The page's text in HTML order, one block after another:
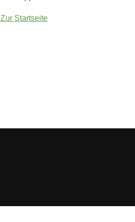
Zur Startseite